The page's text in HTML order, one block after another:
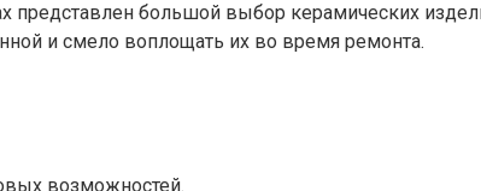
представлен большой выбор керамических
и смело воплощать их во время ремонта.
возможностей.